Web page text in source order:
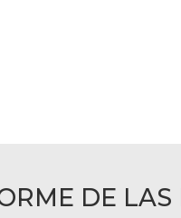
DE LAS